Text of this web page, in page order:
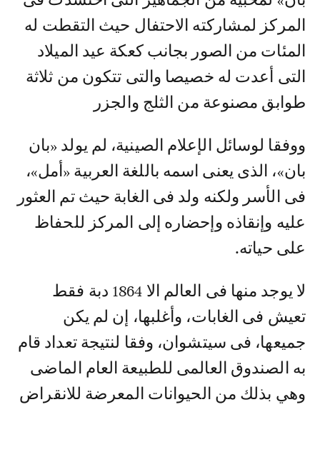
المركز لمشاركته الاحتفال حيث التقطت له
المئات من الصور بجانب كعكة عيد الميلاد
التى أعدت له خصيصا والتى تتكون من ثلاثة
طوابق مصنوعة من الثلج والجزر
ووفقا لوسائل الإعلام الصينية، لم يولد «بان
بان»، الذى يعنى اسمه باللغة العربية «أمل»،
فى الأسر ولكنه ولد فى الغابة حيث تم العثور
عليه وإنقاذه وإحضاره إلى المركز للحفاظ
على حياته.
لا يوجد منها فى العالم الا 1864 دبة فقط
تعيش فى الغابات، وأغلبها، إن لم يكن
جميعها، فى سيتشوان، وفقا لنتيجة تعداد قام
به الصندوق العالمى للطبيعة العام الماضى
وهي بذلك من الحيوانات المعرضة للانقراض